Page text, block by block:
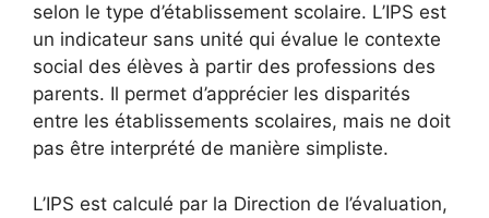
selon le type d’établissement scolaire. L’IPS est
un indicateur sans unité qui évalue le contexte
social des élèves à partir des professions des
parents. Il permet d’apprécier les disparités
entre les établissements scolaires, mais ne doit
pas être interprété de manière simpliste.
L’IPS est calculé par la Direction de l’évaluation,